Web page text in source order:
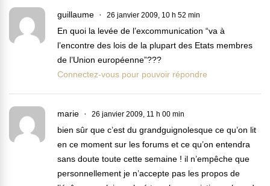
guillaume 26 janvier 2009, 10 h 52 min
En quoi la levée de l’excommunication “va à
l’encontre des lois de la plupart des Etats membres
de l’Union européenne”???
Connectez-vous pour pouvoir répondre
marie 26 janvier 2009, 11 h 00 min
bien sûr que c’est du grandguignolesque ce qu’on lit
en ce moment sur les forums et ce qu’on entendra
sans doute toute cette semaine ! il n’empêche que
personnellement je n’accepte pas les propos de